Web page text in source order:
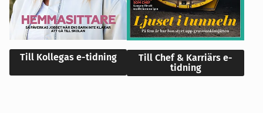
Till Kollegas e-tidning
Till Chef & Karriärs e-
tidning